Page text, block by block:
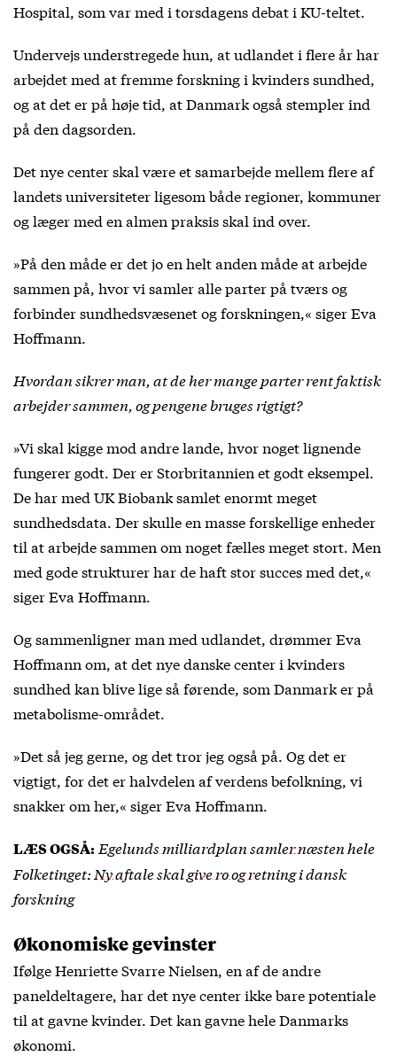
Hospital, som var med i torsdagens debat i KU-teltet.
Undervejs understregede hun, at udlandet i flere år har
arbejdet med at fremme forskning i kvinders sundhed,
og at det er på høje tid, at Danmark også stempler ind
på den dagsorden.
Det nye center skal være et samarbejde mellem flere af
landets universiteter ligesom både regioner, kommuner
og læger med en almen praksis skal ind over.
»På den måde er det jo en helt anden måde at arbejde
sammen på, hvor vi samler alle parter på tværs og
forbinder sundhedsvæsenet og forskningen,« siger Eva
Hoffmann.
Hvordan sikrer man, at de her mange parter rent faktisk
arbejder sammen, og pengene bruges rigtigt?
»Vi skal kigge mod andre lande, hvor noget lignende
fungerer godt. Der er Storbritannien et godt eksempel.
De har med UK Biobank samlet enormt meget
sundhedsdata. Der skulle en masse forskellige enheder
til at arbejde sammen om noget fælles meget stort. Men
med gode strukturer har de haft stor succes med det,«
siger Eva Hoffmann.
Og sammenligner man med udlandet, drømmer Eva
Hoffmann om, at det nye danske center i kvinders
sundhed kan blive lige så førende, som Danmark er på
metabolisme-området.
»Det så jeg gerne, og det tror jeg også på. Og det er
vigtigt, for det er halvdelen af verdens befolkning, vi
snakker om her,« siger Eva Hoffmann.
LÆS OGSÅ: Egelunds milliardplan samler næsten hele
Folketinget: Ny aftale skal give ro og retning i dansk
forskning
Økonomiske gevinster
Ifølge Henriette Svarre Nielsen, en af de andre
paneldeltagere, har det nye center ikke bare potentiale
til at gavne kvinder. Det kan gavne hele Danmarks
økonomi.